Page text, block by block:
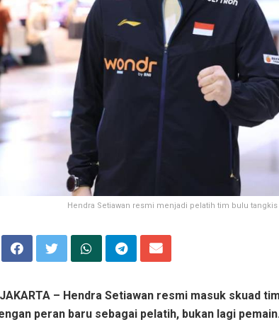
Hendra Setiawan resmi menjadi pelatih tim bulu
– Hendra Setiawan resmi masuk skuad
peran baru sebagai pelatih, bukan lagi